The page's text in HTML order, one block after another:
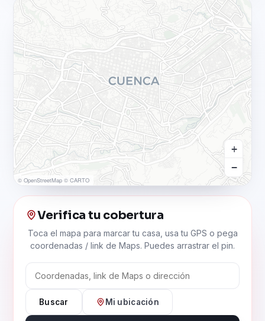
© OpenStreetMap © CARTO
+
−
Verifica tu cobertura
Toca el mapa para marcar tu casa, usa tu GPS o pega
coordenadas / link de Maps. Puedes arrastrar el pin.
Buscar Mi ubicación